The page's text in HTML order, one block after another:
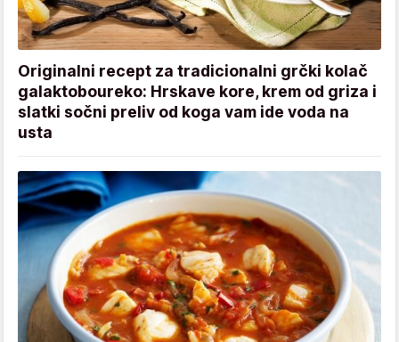
Originalni recept za tradicionalni grčki kolač
galaktoboureko: Hrskave kore, krem od griza i
slatki sočni preliv od koga vam ide voda na
usta